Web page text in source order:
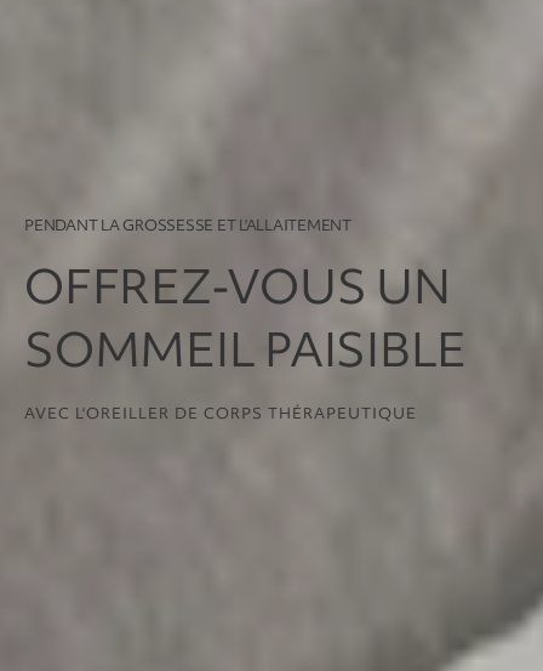
PENDANT LA GROSSESSE ET L'ALLAITEMENT
OFFREZ-VOUS UN
SOMMEIL PAISIBLE
AVEC L'OREILLER DE CORPS THÉRAPEUTIQUE